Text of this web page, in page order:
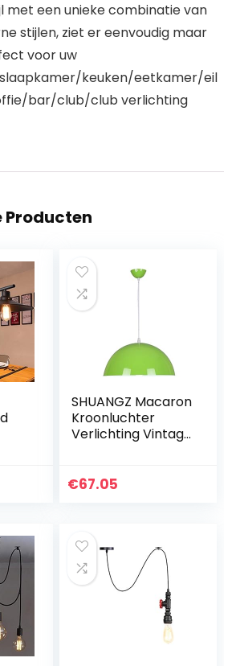
met een unieke combinatie van
stijlen, ziet er eenvoudig maar
voor uw
keuken/eetkamer/eil
bar/club/club verlichting
Producten
SHUANGZ Macaron
Kroonluchter
Verlichting Vintage
Boerderijdecor
€67.05